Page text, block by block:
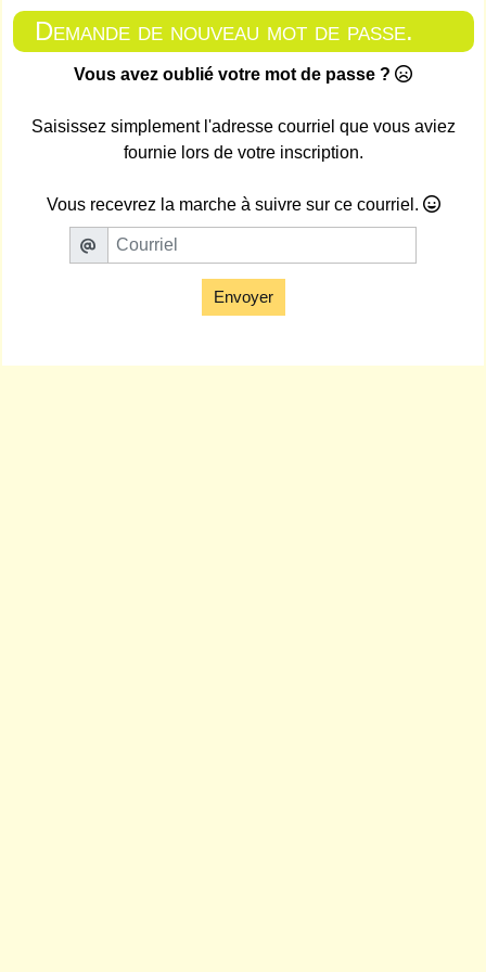
Demande de nouveau mot de passe.
Vous avez oublié votre mot de passe ?
Saisissez simplement l'adresse courriel que vous aviez
fournie lors de votre inscription.
Vous recevrez la marche à suivre sur ce courriel.
Envoyer